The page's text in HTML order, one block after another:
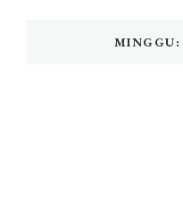
MINGGU: